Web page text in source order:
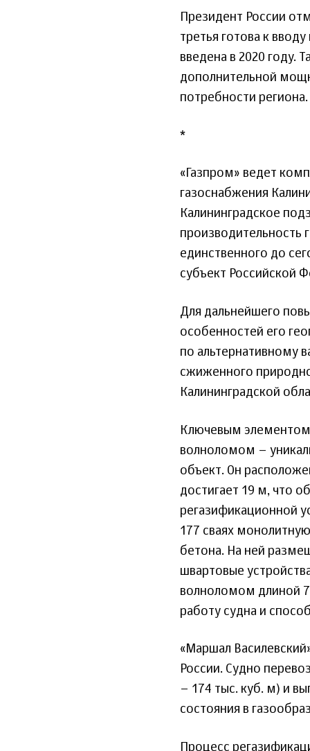
Президент России
третья готова к
введена в 2020 году.
дополнительной
потребности региона.
*
«Газпром» ведет
газоснабжения
Калининградское
производительность
единственного до
субъект Российской
Для дальнейшего
особенностей его
по альтернативному
сжиженного
Калининградской
Ключевым элементом
волноломом –
объект. Он
достигает 19 м, что
регазификационной
177 сваях
бетона. На ней
швартовые
волноломом длиной
работу судна и
«Маршал
России. Судно
– 174 тыс. куб. м) и
состояния в
Процесс